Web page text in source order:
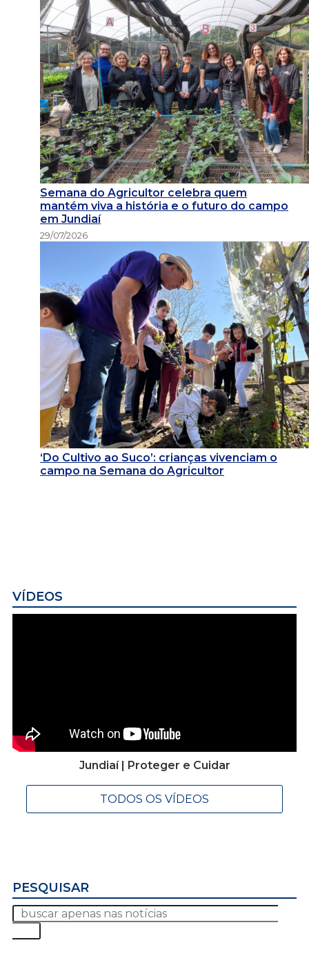
Semana do Agricultor celebra quem
mantém viva a história e o futuro do campo
em Jundiaí
29/07/2026
‘Do Cultivo ao Suco’: crianças vivenciam o
campo na Semana do Agricultor
VÍDEOS
Jundiaí | Proteger e Cuidar
TODOS OS VÍDEOS
PESQUISAR